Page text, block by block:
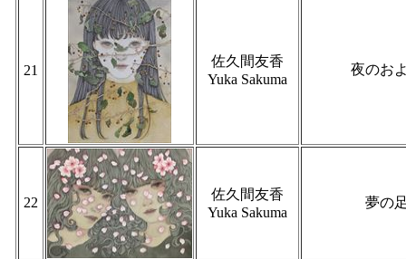
21
佐久間友香
Yuka Sakuma
夜のお
22
佐久間友香
Yuka Sakuma
夢の